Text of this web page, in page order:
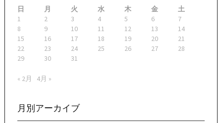
日
月 火 水 木 金
土
1
2 3 4 5 6
7
8
9 10 11 12 13
14
15
16 17 18 19 20
21
22
23 24 25 26 27
28
29
30 31
« 2月 4月 »
月別アーカイブ